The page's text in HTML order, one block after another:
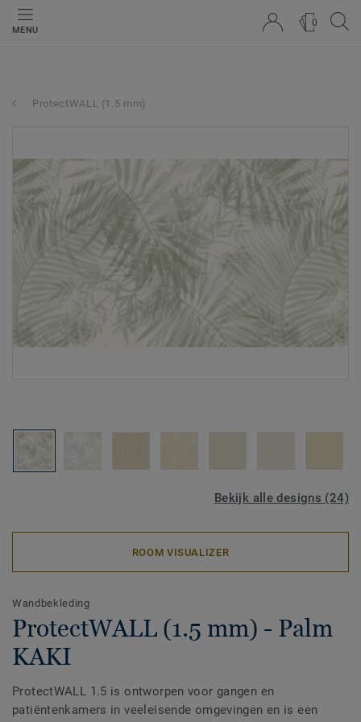
MENU
0
ProtectWALL (1.5 mm)
Bekijk alle designs (24)
ROOM VISUALIZER
Wandbekleding
ProtectWALL (1.5 mm) - Palm
KAKI
ProtectWALL 1.5 is ontworpen voor gangen en
patiëntenkamers in veeleisende omgevingen en is een